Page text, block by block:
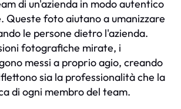
di un'azienda in modo autentico
Queste foto aiutano a umanizzare
le persone dietro l'azienda.
fotografiche mirate, i
messi a proprio agio, creando
sia la professionalità che la
di ogni membro del team.